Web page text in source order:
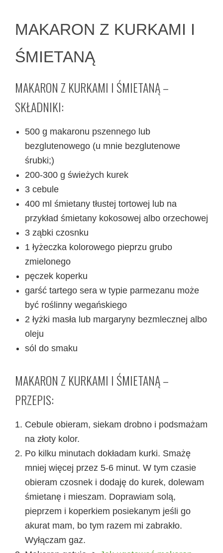
MAKARON Z KURKAMI I
ŚMIETANĄ
MAKARON Z KURKAMI I ŚMIETANĄ –
SKŁADNIKI:
500 g makaronu pszennego lub
bezglutenowego (u mnie bezglutenowe
śrubki;)
200-300 g świeżych kurek
3 cebule
400 ml śmietany tłustej tortowej lub na
przykład śmietany kokosowej albo orzechowej
3 ząbki czosnku
1 łyżeczka kolorowego pieprzu grubo
zmielonego
pęczek koperku
garść tartego sera w typie parmezanu może
być roślinny wegańskiego
2 łyżki masła lub margaryny bezmlecznej albo
oleju
sól do smaku
MAKARON Z KURKAMI I ŚMIETANĄ –
PRZEPIS:
Cebule obieram, siekam drobno i podsmażam
na złoty kolor.
Po kilku minutach dokładam kurki. Smażę
mniej więcej przez 5-6 minut. W tym czasie
obieram czosnek i dodaję do kurek, dolewam
śmietanę i mieszam. Doprawiam solą,
pieprzem i koperkiem posiekanym jeśli go
akurat mam, bo tym razem mi zabrakło.
Wyłączam gaz.